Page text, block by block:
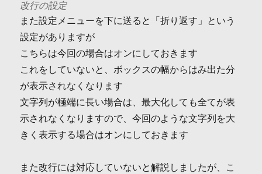
改行の設定
また設定メニューを下に送ると「折り返す」という
設定がありますが
こちらは今回の場合はオンにしておきます
これをしていないと、ボックスの幅からはみ出た分
が表示されなくなります
文字列が極端に長い場合は、最大化しても全てが表
示されなくなりますので、今回のような文字列を大
きく表示する場合はオンにしておきます
また改行には対応していないと解説しましたが、こ